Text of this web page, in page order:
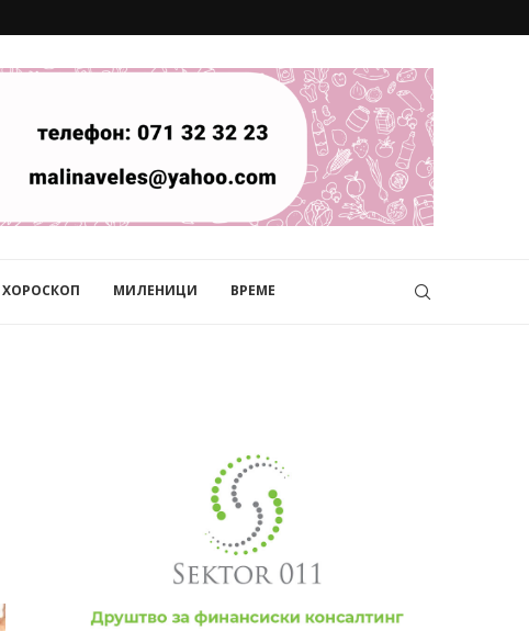
ХОРОСКОП МИЛЕНИЦИ ВРЕМЕ